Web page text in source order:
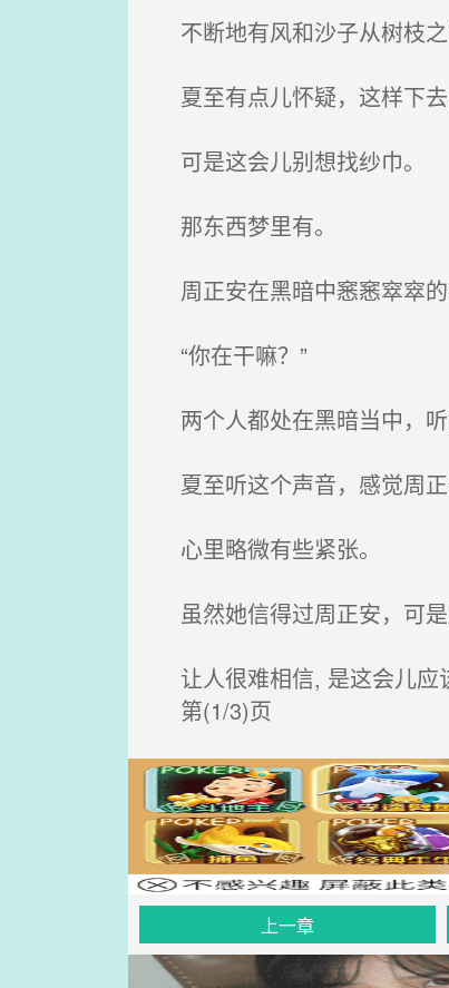
不断地有风和沙子从树枝之
夏至有点儿怀疑，这样下去
可是这会儿别想找纱巾。
那东西梦里有。
周正安在黑暗中窸窸窣窣的
“你在干嘛？”
两个人都处在黑暗当中，听
夏至听这个声音，感觉周正
心里略微有些紧张。
虽然她信得过周正安，可是
让人很难相信, 是这会儿应
第(1/3)页
上一章